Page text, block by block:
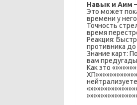
Навык и Аим
Это может
времени у
Точность
время
Реакция:
противника до
Знание карт:
вам
Как это